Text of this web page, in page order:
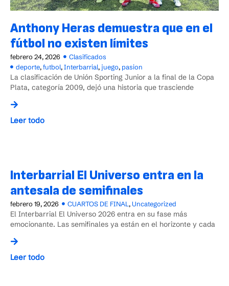
Anthony Heras demuestra que en el
fútbol no existen límites
febrero 24, 2026
Clasificados
deporte,futbol,Interbarrial, juego, pasion
La clasificación de Unión Sporting Junior a la final de la Copa
Plata, categoría 2009, dejó una historia que trasciende
Leer todo
Interbarrial El Universo entra en la
antesala de semifinales
febrero 19, 2026 CUARTOS DE FINAL ,Uncategorized
El Interbarrial El Universo 2026 entra en su fase más
emocionante. Las semifinales ya están en el horizonte y cada
Leer todo